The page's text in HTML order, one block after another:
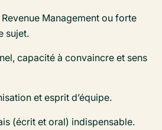
Management ou forte
sujet.
capacité à convaincre et sens
et esprit d’équipe.
(écrit et oral) indispensable.